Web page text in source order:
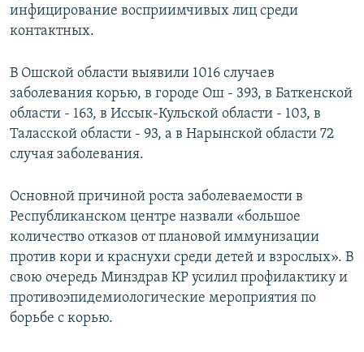
инфицирование восприимчивых лиц среди
контактных.
В Ошской области выявили 1016 случаев
заболевания корью, в городе Ош - 393, в Баткенской
области - 163, в Иссык-Кульской области - 103, в
Таласской области - 93, а в Нарынской области 72
случая заболевания.
Основной причиной роста заболеваемости в
Республиканском центре назвали «большое
количество отказов от плановой иммунизации
против кори и краснухи среди детей и взрослых». В
свою очередь Минздрав КР усилил профилактику и
противоэпидемиологические мероприятия по
борьбе с корью.